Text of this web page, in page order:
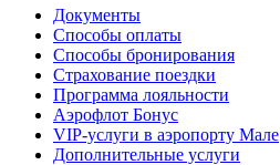
Документы
Способы оплаты
Способы бронирования
Страхование поездки
Программа лояльности
Аэрофлот Бонус
VIP-услуги в аэропорту Мале
Дополнительные услуги